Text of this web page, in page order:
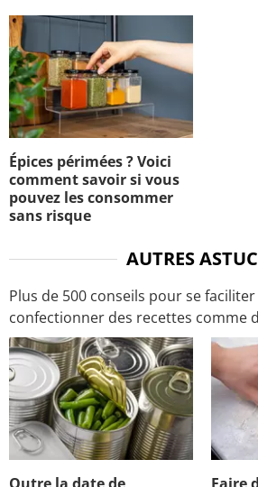
Épices périmées ? Voici
comment savoir si vous
pouvez les consommer
sans risque
AUTRES
Plus de 500 conseils pour se
confectionner des recettes comme